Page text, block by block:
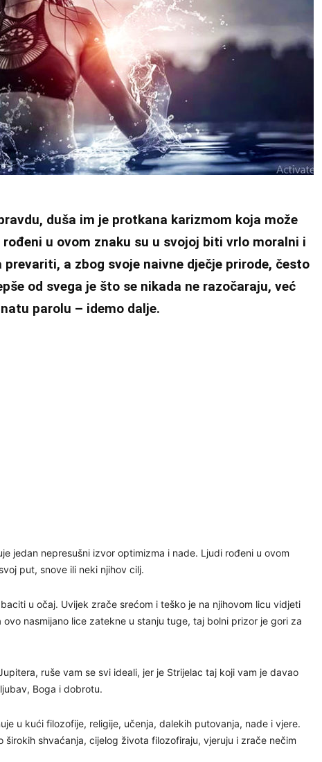
duša im je protkana karizmom koja može
u ovom znaku su u svojoj biti vrlo moralni i
a zbog svoje naivne dječje prirode, često
od svega je što se nikada ne razočaraju, već
parolu – idemo dalje.
jedan nepresušni izvor optimizma i nade. Ljudi rođeni u ovom
put, snove ili neki njihov cilj.
u očaj. Uvijek zrače srećom i teško je na njihovom licu vidjeti
nasmijano lice zatekne u stanju tuge, taj bolni prizor je gori za
ruše vam se svi ideali, jer je Strijelac taj koji vam je davao
Boga i dobrotu.
u kući filozofije, religije, učenja, dalekih putovanja, nade i vjere.
širokih shvaćanja, cijelog života filozofiraju, vjeruju i zrače nečim